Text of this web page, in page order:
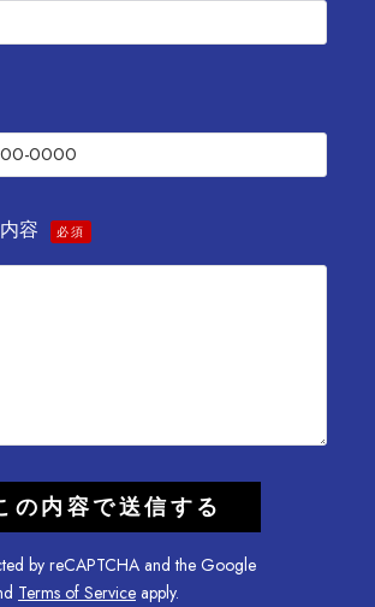
容 必須
by reCAPTCHA and the Google
Terms of Service apply.